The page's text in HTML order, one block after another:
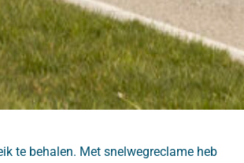
te behalen. Met snelwegreclame heb